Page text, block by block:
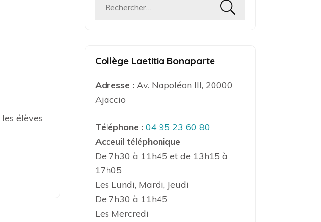
élèves
Rechercher :
Collège Laetitia Bonaparte
Adresse : Av. Napoléon III, 20000
Ajaccio
Téléphone : 04 95 23 60 80
Acceuil téléphonique
De 7h30 à 11h45 et de 13h15 à
17h05
Les Lundi, Mardi, Jeudi
De 7h30 à 11h45
Les Mercredi